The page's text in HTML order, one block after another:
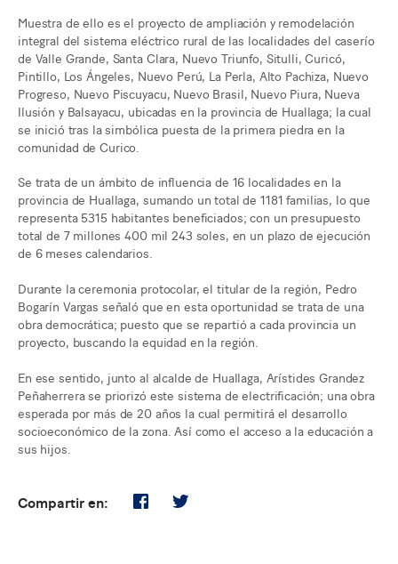
Muestra de ello es el proyecto de ampliación y remodelación
integral del sistema eléctrico rural de las localidades del caserío
de Valle Grande, Santa Clara, Nuevo Triunfo, Situlli, Curicó,
Pintillo, Los Ángeles, Nuevo Perú, La Perla, Alto Pachiza, Nuevo
Progreso, Nuevo Piscuyacu, Nuevo Brasil, Nuevo Piura, Nueva
Ilusión y Balsayacu, ubicadas en la provincia de Huallaga; la cual
se inició tras la simbólica puesta de la primera piedra en la
comunidad de Curico.
Se trata de un ámbito de influencia de 16 localidades en la
provincia de Huallaga, sumando un total de 1181 familias, lo que
representa 5315 habitantes beneficiados; con un presupuesto
total de 7 millones 400 mil 243 soles, en un plazo de ejecución
de 6 meses calendarios.
Durante la ceremonia protocolar, el titular de la región, Pedro
Bogarín Vargas señaló que en esta oportunidad se trata de una
obra democrática; puesto que se repartió a cada provincia un
proyecto, buscando la equidad en la región.
En ese sentido, junto al alcalde de Huallaga, Arístides Grandez
Peñaherrera se priorizó este sistema de electrificación; una obra
esperada por más de 20 años la cual permitirá el desarrollo
socioeconómico de la zona. Así como el acceso a la educación a
sus hijos.
Compartir en: